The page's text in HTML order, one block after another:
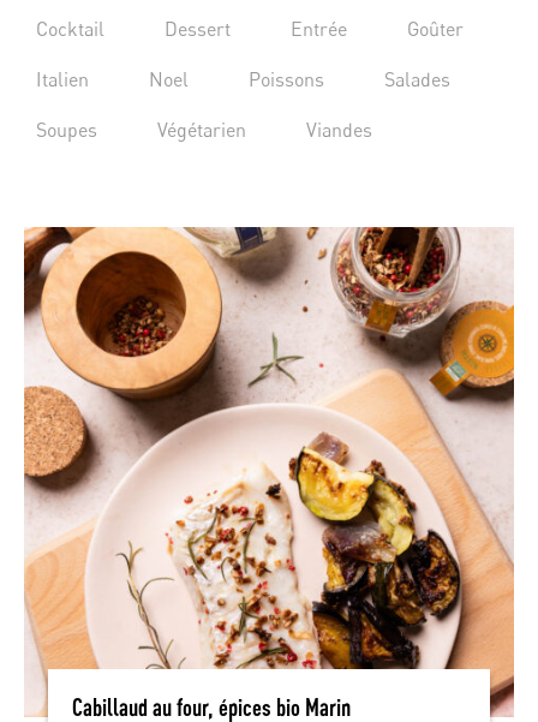
Cocktail Dessert Entrée Goûter
Italien Noel Poissons Salades
Soupes Végétarien Viandes
Cabillaud au four, épices bio Marin